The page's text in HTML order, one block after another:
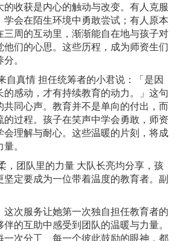
的收获是内心的触动与改变。有人克服
学会在陌生环境中勇敢尝试；有人原本
三周的互动里，渐渐能自在地与孩子对
他们的心思。这些历程，成为师资生们
。
自真情 担任统筹者的小君说：「是因
的感动，才有持续教育的动力。」这句
共同心声。教育并不是单向的付出，而
的过程。孩子在笑声中学会勇敢，师资
会理解与耐心。这些温暖的片刻，将成
。
，团队里的力量 大队长亮均分享，孩
坚定要成为一位带着温度的教育者。副
这次服务让她第一次独自担任教育者的
的互助中感受到团队的温暖与力量。
一次分工、每一个彼此鼓励的眼神，都